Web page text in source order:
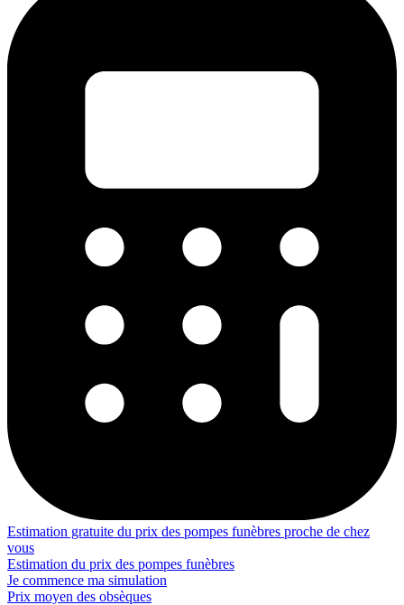
Estimation gratuite du prix des pompes funèbres proche de chez
vous
Estimation du prix des pompes funèbres
Je commence ma simulation
Prix moyen des obsèques